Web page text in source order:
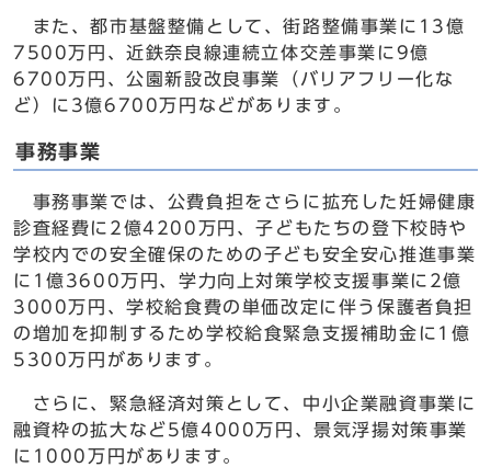
また、都市基盤整備として、街路整備事業に13億
7500万円、近鉄奈良線連続立体交差事業に9億
6700万円、公園新設改良事業（バリアフリー化な
ど）に3億6700万円などがあります。
事務事業
事務事業では、公費負担をさらに拡充した妊婦健康
診査経費に2億4200万円、子どもたちの登下校時や
学校内での安全確保のための子ども安全安心推進事業
に1億3600万円、学力向上対策学校支援事業に2億
3000万円、学校給食費の単価改定に伴う保護者負担
の増加を抑制するため学校給食緊急支援補助金に1億
5300万円があります。
さらに、緊急経済対策として、中小企業融資事業に
融資枠の拡大など5億4000万円、景気浮揚対策事業
に1000万円があります。